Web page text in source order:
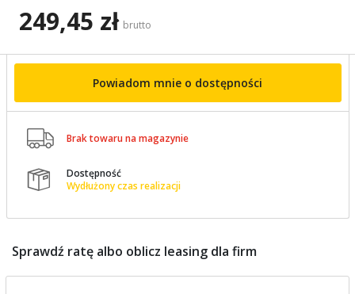
249,45 zł brutto
Powiadom mnie o dostępności
 Brak towaru na magazynie

Dostępność
Wydłużony czas realizacji
Sprawdź ratę albo oblicz leasing dla firm